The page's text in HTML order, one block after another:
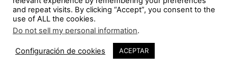
and repeat visits. By clicking “Accept”, you consent to the
use of ALL the cookies.
Do not sell my personal information.
Configuración de cookies ACEPTAR